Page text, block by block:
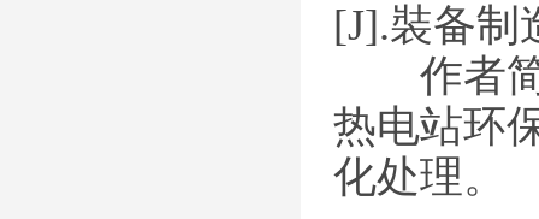
[J].裝备制
作者简
热电站环
化处理。